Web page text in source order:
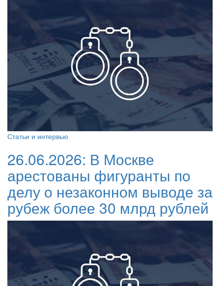
Статьи и интервью
26.06.2026: В Москве
арестованы фигуранты по
делу о незаконном выводе за
рубеж более 30 млрд рублей